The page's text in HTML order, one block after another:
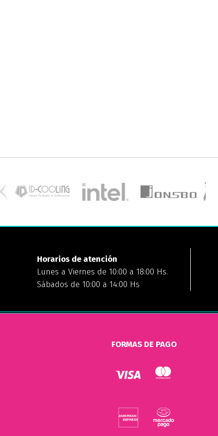
Horarios de atención
Lunes a Viernes de 10:00 a 18:00 Hs.
Sábados de 10:00 a 14:00 Hs
FORMAS DE PAGO